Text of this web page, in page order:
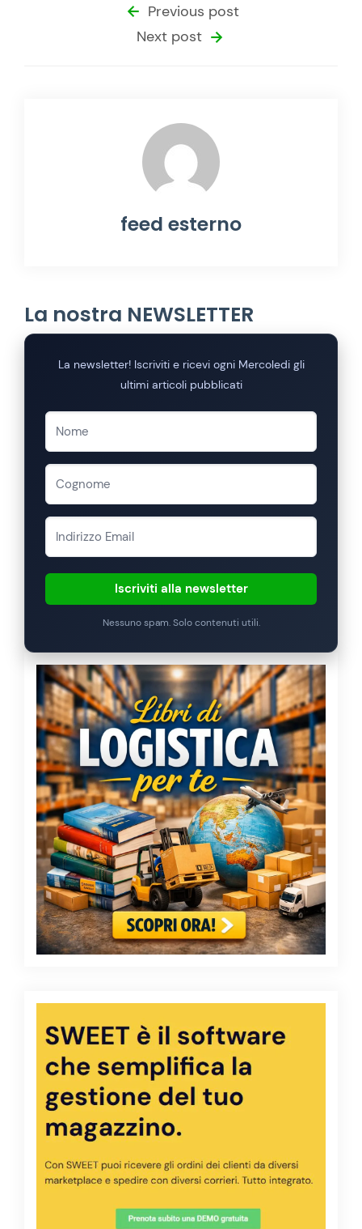
Previous post
Next post
feed esterno
La nostra NEWSLETTER
La newsletter! Iscriviti e ricevi ogni Mercoledi gli
ultimi articoli pubblicati
Iscriviti alla newsletter
Nessuno spam. Solo contenuti utili.